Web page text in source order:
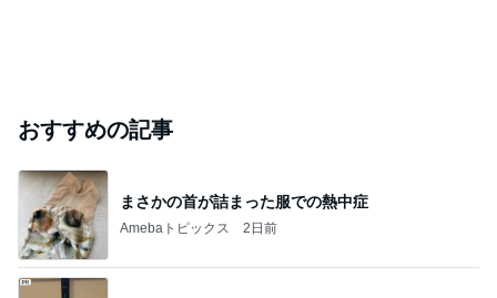
おすすめの記事
まさかの首が詰まった服での熱中症
Amebaトピックス 2日前